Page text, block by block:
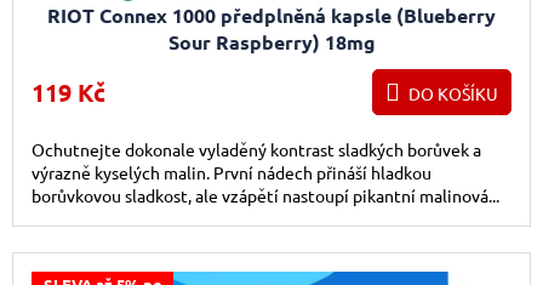
RIOT Connex 1000 předplněná kapsle (Blueberry
Sour Raspberry) 18mg
119 Kč DO KOŠÍKU
Ochutnejte dokonale vyladěný kontrast sladkých borůvek a
výrazně kyselých malin. První nádech přináší hladkou
borůvkovou sladkost, ale vzápětí nastoupí pikantní malinová...